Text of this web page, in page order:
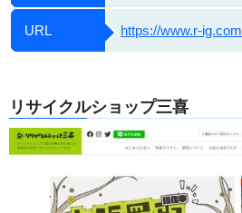
URL https://www.r-
リサイクルショップ三喜